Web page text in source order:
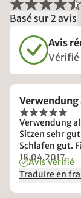
Basé sur 2 avis
Avis
Vérifié
Verwendung als Schlafcouch im Wohnzimmer. Zum
Sitzen sehr
Schlafen gut.
weil Fußteil
besonders
18.04.2017
Avis vérifié
Traduire en